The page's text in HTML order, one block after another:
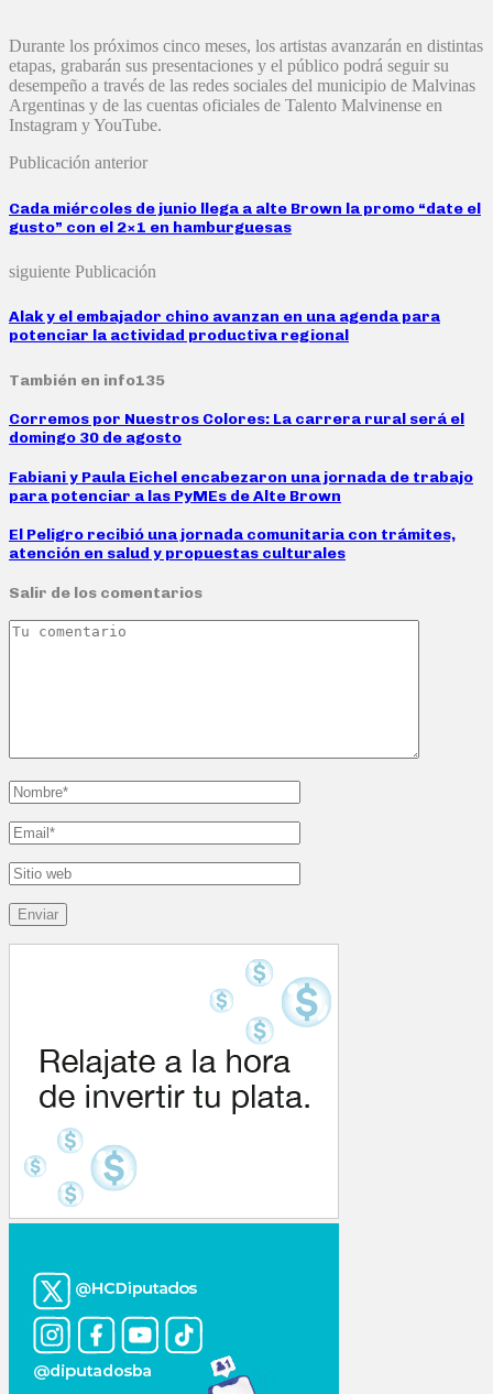
Durante los próximos cinco meses, los artistas avanzarán en distintas
etapas, grabarán sus presentaciones y el público podrá seguir su
desempeño a través de las redes sociales del municipio de Malvinas
Argentinas y de las cuentas oficiales de Talento Malvinense en
Instagram y YouTube.
Publicación anterior
Cada miércoles de junio llega a alte Brown la promo “date el
gusto” con el 2×1 en hamburguesas
siguiente Publicación
Alak y el embajador chino avanzan en una agenda para
potenciar la actividad productiva regional
También en info135
Corremos por Nuestros Colores: La carrera rural será el
domingo 30 de agosto
Fabiani y Paula Eichel encabezaron una jornada de trabajo
para potenciar a las PyMEs de Alte Brown
El Peligro recibió una jornada comunitaria con trámites,
atención en salud y propuestas culturales
Salir de los comentarios